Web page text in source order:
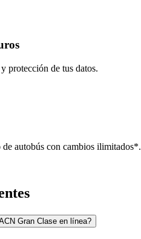
protección de tus datos.
autobús con cambios ilimitados*.
Gran Clase en línea?